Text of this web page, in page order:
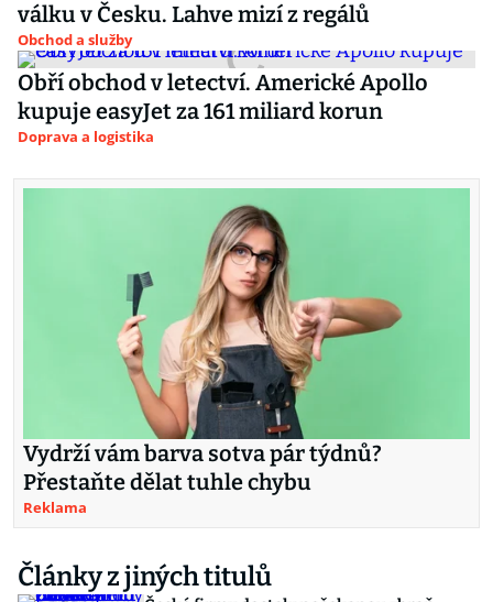
válku v Česku. Lahve mizí z regálů
Obchod a služby
Obří obchod v letectví. Americké Apollo
kupuje easyJet za 161 miliard korun
Doprava a logistika
Vydrží vám barva sotva pár týdnů?
Přestaňte dělat tuhle chybu
Reklama
Články z jiných titulů